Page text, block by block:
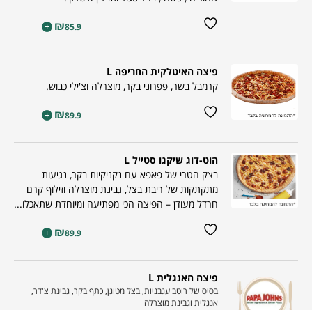
₪85.9
+
פיצה האיטלקית החריפה L
קרמבל בשר, פפרוני בקר, מוצרלה וצ'ילי כבוש.
₪89.9
+
הוט-דוג שיקגו סטייל L
בצק הטרי של פאפא עם נקניקיות בקר, נגיעות
מתקתקות של ריבת בצל, גבינת מוצרלה וזילוף קרם
חרדל מעודן – הפיצה הכי מפתיעה ומיוחדת שתאכלו...
₪89.9
+
פיצה האנגלית L
בסיס של רוטב עגבניות, בצל מטוגן, כתף בקר, גבינת צ'דר,
אנגלית וגבינת מוצרלה